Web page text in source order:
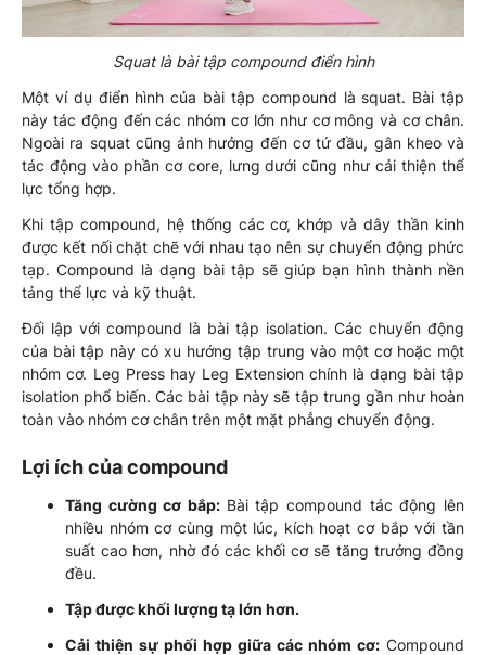
Squat là bài tập compound điển hình
Một ví dụ điển hình của bài tập compound là squat. Bài tập
này tác động đến các nhóm cơ lớn như cơ mông và cơ chân.
Ngoài ra squat cũng ảnh hưởng đến cơ tứ đầu, gân kheo và
tác động vào phần cơ core, lưng dưới cũng như cải thiện thể
lực tổng hợp.
Khi tập compound, hệ thống các cơ, khớp và dây thần kinh
được kết nối chặt chẽ với nhau tạo nên sự chuyển động phức
tạp. Compound là dạng bài tập sẽ giúp bạn hình thành nền
tảng thể lực và kỹ thuật.
Đối lập với compound là bài tập isolation. Các chuyển động
của bài tập này có xu hướng tập trung vào một cơ hoặc một
nhóm cơ. Leg Press hay Leg Extension chính là dạng bài tập
isolation phổ biến. Các bài tập này sẽ tập trung gần như hoàn
toàn vào nhóm cơ chân trên một mặt phẳng chuyển động.
Lợi ích của compound
Tăng cường cơ bắp: Bài tập compound tác động lên
nhiều nhóm cơ cùng một lúc, kích hoạt cơ bắp với tần
suất cao hơn, nhờ đó các khối cơ sẽ tăng trưởng đồng
đều.
Tập được khối lượng tạ lớn hơn.
Cải thiện sự phối hợp giữa các nhóm cơ: Compound